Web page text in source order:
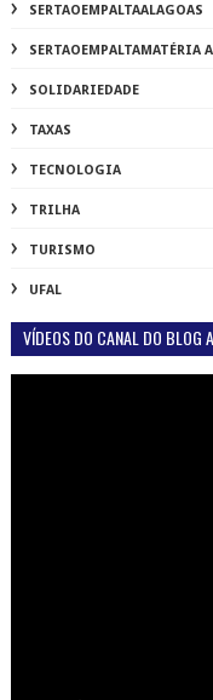
SERTAOEMPALTAALAGOAS
SERTAOEMPALTAMATÉRIA
SOLIDARIEDADE
TAXAS
TECNOLOGIA
TRILHA
TURISMO
UFAL
VÍDEOS DO CANAL DO BLOG